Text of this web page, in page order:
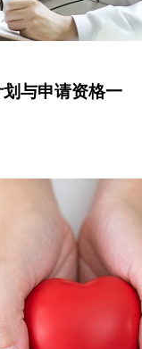
与申请资格一